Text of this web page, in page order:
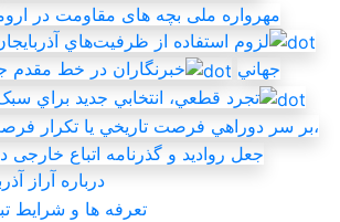
مهرواره ملی بچه های مقاومت در
لزوم استفاده از ظرفيت‌هاي
جهاني
خبرنگاران در خط مقدم
تجرد قطعي، انتخابي جديد براي
،بر سر دوراهي فرصت تاريخي يا تکرار
جعل روادید و گذرنامه اتباع
درباره آراز
تعرفه ها و شرایط